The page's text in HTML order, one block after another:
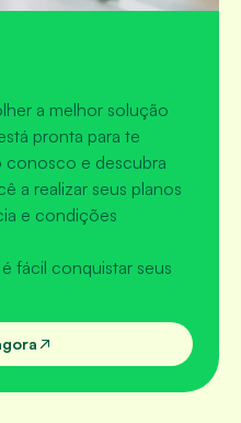
a melhor solução
pronta para te
conosco e descubra
a realizar seus planos
e condições
fácil conquistar seus